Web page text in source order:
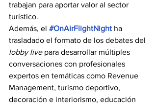
trabajan para aportar valor al sector
turístico.
Además, el #OnAirFlightNight ha
trasladado el formato de los debates del
lobby live para desarrollar múltiples
conversaciones con profesionales
expertos en temáticas como Revenue
Management, turismo deportivo,
decoración e interiorismo, educación